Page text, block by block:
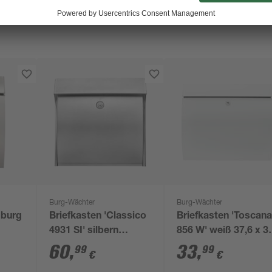
x
Burg-Wächter
Briefkasten 'Classico
4931 SI' silbern
lackiert 38,4 x 37,5 x
14,5 cm
60,99 €
Burg-Wächter
Briefkasten 'Toscana
856 W' weiß 37,6 x
x 10,6 cm
33,99 €